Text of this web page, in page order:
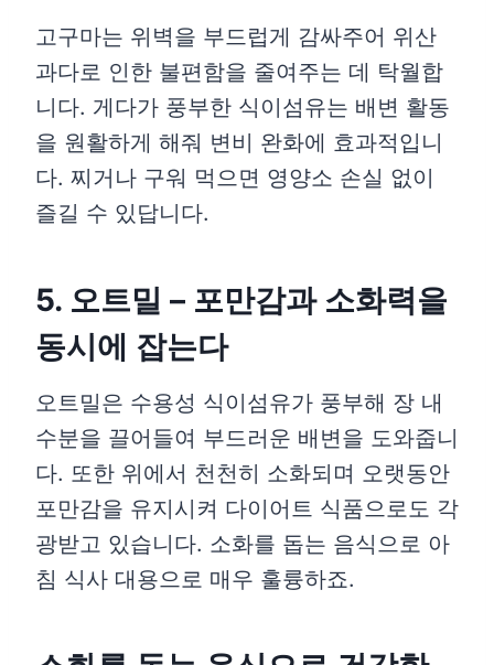
고구마는 위벽을 부드럽게 감싸주어 위산
과다로 인한 불편함을 줄여주는 데 탁월합
니다. 게다가 풍부한 식이섬유는 배변 활동
을 원활하게 해줘 변비 완화에 효과적입니
다. 찌거나 구워 먹으면 영양소 손실 없이
즐길 수 있답니다.
5. 오트밀 – 포만감과 소화력을
동시에 잡는다
오트밀은 수용성 식이섬유가 풍부해 장 내
수분을 끌어들여 부드러운 배변을 도와줍니
다. 또한 위에서 천천히 소화되며 오랫동안
포만감을 유지시켜 다이어트 식품으로도 각
광받고 있습니다. 소화를 돕는 음식으로 아
침 식사 대용으로 매우 훌륭하죠.